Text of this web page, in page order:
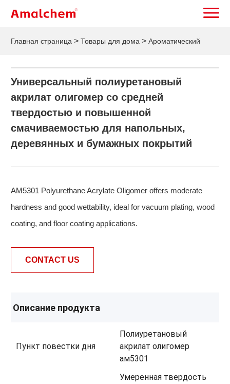
Главная страница > Товары для дома > Ароматический
полиуретановый акрилат
Универсальный полиуретановый
акрилат олигомер со средней
твердостью и повышенной
смачиваемостью для напольных,
деревянных и бумажных покрытий
AM5301 Polyurethane Acrylate Oligomer offers moderate
hardness and good wettability, ideal for vacuum plating, wood
coating, and floor coating applications.
CONTACT US
Описание продукта
Пункт повестки дня
Полиуретановый
акрилат олигомер
ам5301
Умеренная твердость